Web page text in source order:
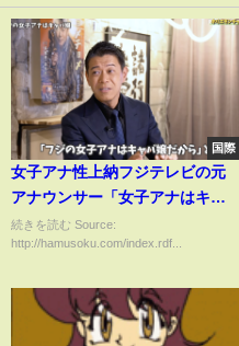
国際
女子アナ性上納フジテレビの元
アナウンサー「女子アナはキャ
バ嬢、ただの接待要員」「中嶋
優一プロデューサーはヤッた女
続きを読む Source:
http://hamusoku.com/index.rdf...